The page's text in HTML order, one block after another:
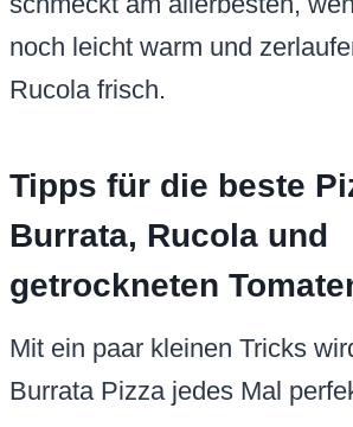
noch leicht warm und
Rucola frisch.
Tipps für die beste
Burrata, Rucola und
getrockneten
Mit ein paar kleinen Tricks
Burrata Pizza jedes Mal